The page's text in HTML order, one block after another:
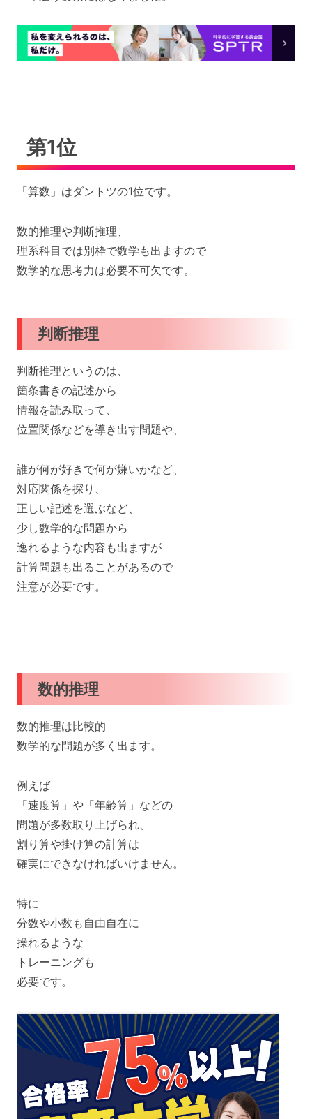
第1位
「算数」はダントツの1位です。
数的推理や判断推理、
理系科目では別枠で数学も出ますので
数学的な思考力は必要不可欠です。
判断推理
判断推理というのは、
箇条書きの記述から
情報を読み取って、
位置関係などを導き出す問題や、
誰が何が好きで何が嫌いかなど、
対応関係を探り、
正しい記述を選ぶなど、
少し数学的な問題から
逸れるような内容も出ますが
計算問題も出ることがあるので
注意が必要です。
数的推理
数的推理は比較的
数学的な問題が多く出ます。
例えば
「速度算」や「年齢算」などの
問題が多数取り上げられ、
割り算や掛け算の計算は
確実にできなければいけません。
特に
分数や小数も自由自在に
操れるような
トレーニングも
必要です。